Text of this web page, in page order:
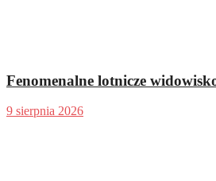
Fenomenalne lotnicze
9 sierpnia 2026